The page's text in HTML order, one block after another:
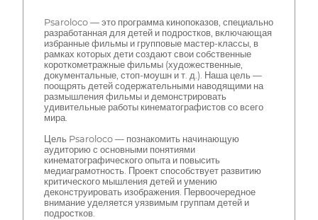
Psaroloco — это программа кинопоказов, специально
разработанная для детей и подростков, включающая
избранные фильмы и групповые мастер-классы, в
рамках которых дети создают свои собственные
короткометражные фильмы (художественные,
документальные, стоп-моушн и т. д.). Наша цель —
поощрять детей содержательными наводящими на
размышления фильмы и демонстрировать
удивительные работы кинематографистов со всего
мира.
Цель Psaroloco — познакомить начинающую
аудиторию с основными понятиями
кинематографического опыта и повысить
медиаграмотность. Проект способствует развитию
критического мышления детей и умению
деконструировать изображения. Первоочередное
внимание уделяется уязвимым группам детей и
подростков.